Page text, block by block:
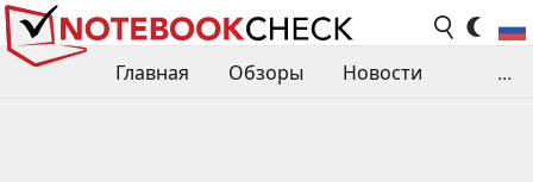
Главная Обзоры
Новости
...